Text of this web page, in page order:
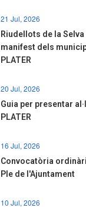
21 Jul, 2026
Riudellots de la Selva
manifest dels
PLATER
20 Jul, 2026
​Guia per presentar
PLATER
16 Jul, 2026
Convocatòria
Ple de l'Ajuntament
10 Jul, 2026